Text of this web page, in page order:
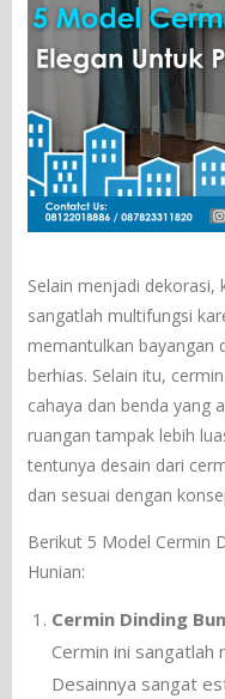
Selain menjadi dekorasi,
sangatlah multifungsi
memantulkan bayangan
berhias. Selain itu,
cahaya dan benda yang
ruangan tampak lebih
tentunya desain dari
dan sesuai dengan
Berikut 5 Model Cermin
Hunian:
Cermin Dinding
Cermin ini sangatlah
Desainnya sangat